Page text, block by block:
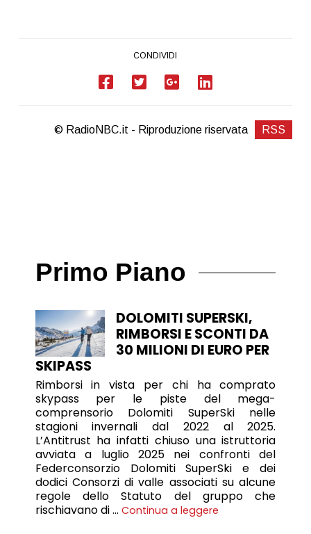
CONDIVIDI
© RadioNBC.it - Riproduzione riservata RSS
Primo Piano
DOLOMITI SUPERSKI,
RIMBORSI E SCONTI DA
30 MILIONI DI EURO PER
SKIPASS
Rimborsi in vista per chi ha comprato
skypass per le piste del mega-
comprensorio Dolomiti SuperSki nelle
stagioni invernali dal 2022 al 2025.
L’Antitrust ha infatti chiuso una istruttoria
avviata a luglio 2025 nei confronti del
Federconsorzio Dolomiti SuperSki e dei
dodici Consorzi di valle associati su alcune
regole dello Statuto del gruppo che
rischiavano di … Continua a leggere